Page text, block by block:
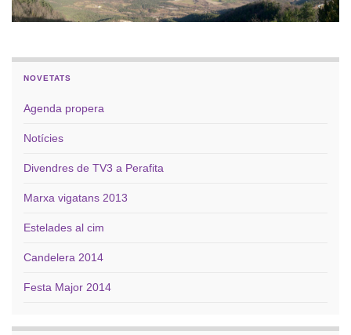
NOVETATS
Agenda propera
Notícies
Divendres de TV3 a Perafita
Marxa vigatans 2013
Estelades al cim
Candelera 2014
Festa Major 2014